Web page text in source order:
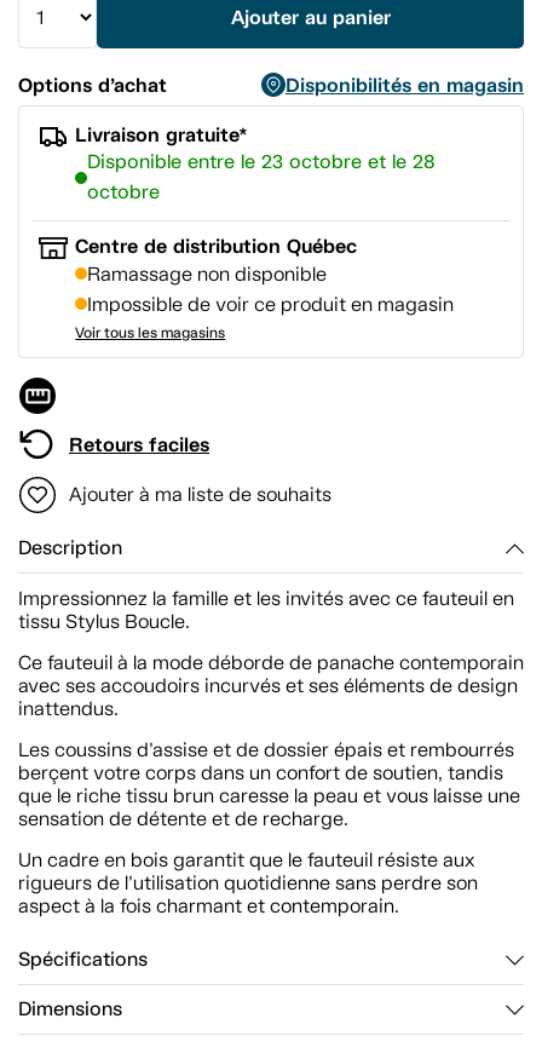
page.
Ajouter au panier
Options d’achat
Disponibilités en magasin
Livraison gratuite*
Disponible entre le 23 octobre et le 28
octobre
Centre de distribution Québec
Ramassage non disponible
Impossible de voir ce produit en magasin
Voir tous les magasins
Retours faciles
Ajouter à ma liste de souhaits
Description
Impressionnez la famille et les invités avec ce fauteuil en
tissu Stylus Boucle.
Ce fauteuil à la mode déborde de panache contemporain
avec ses accoudoirs incurvés et ses éléments de design
inattendus.
Les coussins d’assise et de dossier épais et rembourrés
berçent votre corps dans un confort de soutien, tandis
que le riche tissu brun caresse la peau et vous laisse une
sensation de détente et de recharge.
Un cadre en bois garantit que le fauteuil résiste aux
rigueurs de l’utilisation quotidienne sans perdre son
aspect à la fois charmant et contemporain.
Spécifications
Dimensions